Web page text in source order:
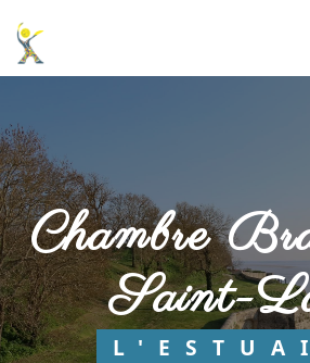
chambre Braud-et-
Saint-